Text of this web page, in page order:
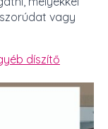
vagy
díszítő